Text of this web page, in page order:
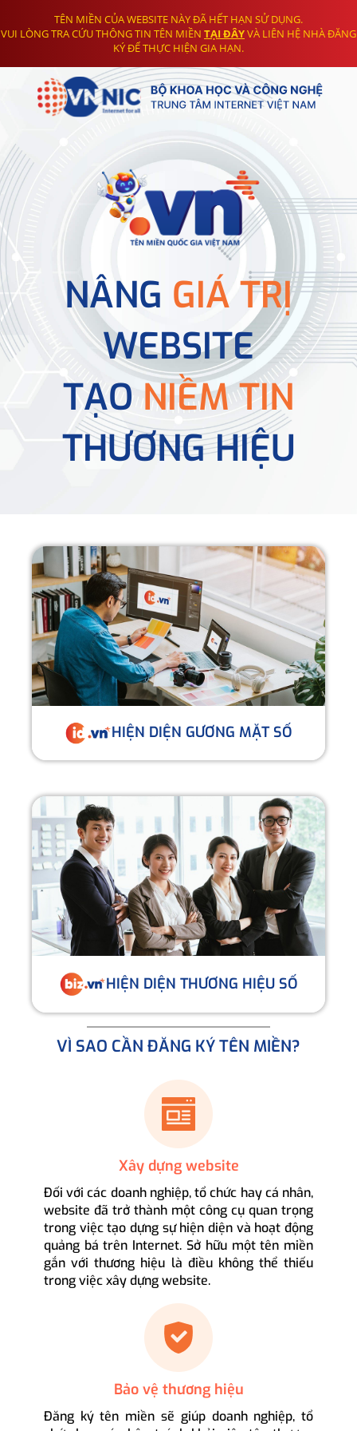
TÊN MIỀN CỦA WEBSITE NÀY ĐÃ HẾT HẠN SỬ DỤNG.
VUI LÒNG TRA CỨU THÔNG TIN TÊN MIỀN TẠI ĐÂYVÀ LIÊN HỆ NHÀ ĐĂNG
KÝ ĐỂ THỰC HIỆN GIA HẠN.
NÂNG GIÁ TRỊ
WEBSITE
TẠONIỀM TIN
THƯƠNG HIỆU
HIỆN DIỆN GƯƠNG MẶT SỐ
HIỆN DIỆN THƯƠNG HIỆU SỐ
VÌ SAO CẦN ĐĂNG KÝ TÊN MIỀN?
Xây dựng website
Đối với các doanh nghiệp, tổ chức hay cá nhân,
website đã trở thành một công cụ quan trọng
trong việc tạo dựng sự hiện diện và hoạt động
quảng bá trên Internet. Sở hữu một tên miền
gắn với thương hiệu là điều không thể thiếu
trong việc xây dựng website.
Bảo vệ thương hiệu
Đăng ký tên miền sẽ giúp doanh nghiệp, tổ